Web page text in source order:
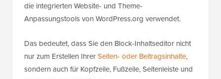
die integrierten Website- und Theme-
Anpassungstools von WordPress.org verwendet.
Das bedeutet, dass Sie den Block-Inhaltseditor nicht
nur zum Erstellen IhrerSeiten- oder Beitragsinhalte,
sondern auch für Kopfzeile, Fußzeile, Seitenleiste und